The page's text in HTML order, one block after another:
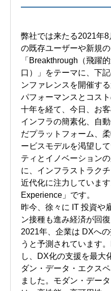
弊社では来たる2021年
の既存ユーザーや新規
「Breakthrough（飛躍
口）」をテーマに、下
ンファレンスを開催す
パフォーマンスとコス
十年を経て、今日、お
インフラの簡素化、自
だプラットフォーム、
ービスモデルを渇望し
ティとイノベーション
に、インフラストラク
近代化に注力していま
Experience」です。
昨今、徐々に IT 投資や
ン接種も進み経済が回
2021年、企業は DXへ
うと予測されています
し、DX化の支援を最大
ダン・データ・エクス
ました。モダン・デー